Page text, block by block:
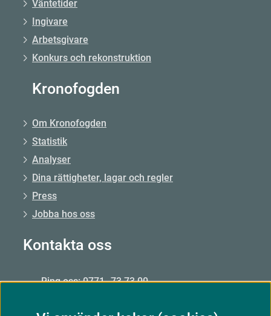
Väntetider
Ingivare
Arbetsgivare
Konkurs och rekonstruktion
Kronofogden
Om Kronofogden
Statistik
Analyser
Dina rättigheter, lagar och regler
Press
Jobba hos oss
Kontakta oss
Ring oss: 0771–73 73 00